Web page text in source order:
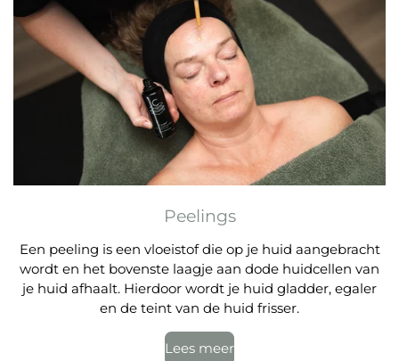
Peelings
Een peeling is een vloeistof die op je huid aangebracht
wordt en het bovenste laagje aan dode huidcellen van
je huid afhaalt. Hierdoor wordt je huid gladder, egaler
en de teint van de huid frisser.
Lees meer